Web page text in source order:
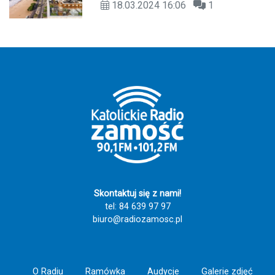
18.03.2024 16:06 1
Skontaktuj się z nami!
tel: 84 639 97 97
biuro@radiozamosc.pl
O Radiu Ramówka Audycje Galerie zdjęć